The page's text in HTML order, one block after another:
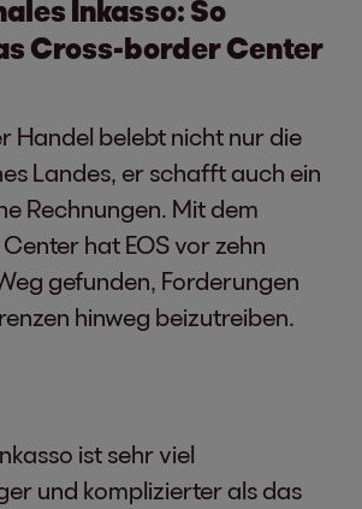
Inkasso: So
Cross-border Center
Handel belebt nicht nur die
Landes, er schafft auch ein
Rechnungen. Mit dem
hat EOS vor zehn
gefunden, Forderungen
hinweg beizutreiben.
ist sehr viel
und komplizierter als das